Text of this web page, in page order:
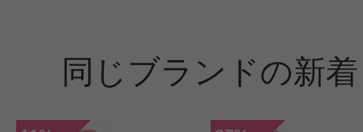
同じブランドの新